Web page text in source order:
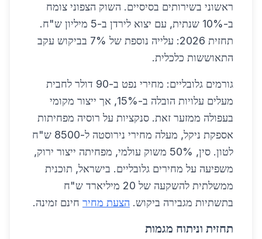
ראשוני בשירותים בסיסיים. השוק הצפוני צומח
ב-10% שנתית, עם יצוא לירדן ב-5 מיליון ש"ח.
תחזית 2026: עלייה נוספת של 7% בביקוש עקב
התאוששות כלכלית.
גורמים גלובליים: מחירי נפט ב-90 דולר לחבית
מעלים עלויות הובלה ב-15%, אך ייצור מקומי
בעפולה ממזער זאת. סנקציות על רוסיה מפחיתות
אספקת ניקל, מעלה מחירי נירוסטה ל-8500 ש"ח
לטון. סין, 50% משוק עולמי, מפחיתה ייצור ירוק,
משפיעה על מחירים גלובליים. בישראל, תוכנית
ממשלתית להשקעה של 20 מיליארד ש"ח
בתשתיות מגבירה ביקוש. הצעת מחיר חינם זמינה.
תחזית וניתוח מגמות